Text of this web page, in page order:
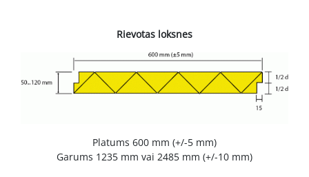
Rievotas loksnes
Platums 600 mm (+/-5 mm)
Garums 1235 mm vai 2485 mm (+/-10 mm)